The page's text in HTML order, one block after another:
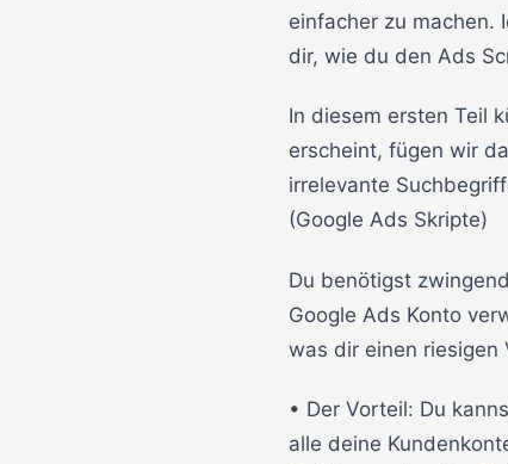
einfacher zu machen.
dir, wie du den Ads
In diesem ersten Teil
erscheint, fügen wir
irrelevante
(Google Ads Skripte)
Du benötigst
Google Ads Konto
was dir einen riesigen
• Der Vorteil: Du
alle deine